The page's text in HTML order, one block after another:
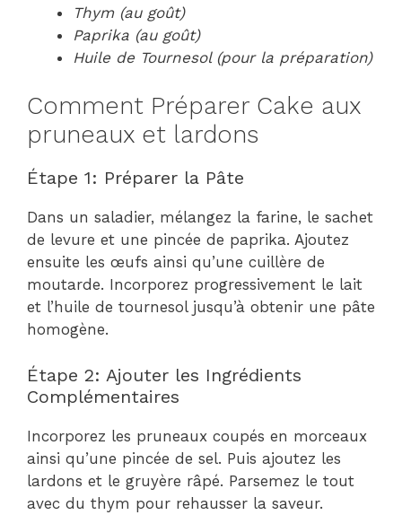
Thym (au goût)
Paprika (au goût)
Huile de Tournesol (pour la préparation)
Comment Préparer Cake aux
pruneaux et lardons
Étape 1: Préparer la Pâte
Dans un saladier, mélangez la farine, le sachet
de levure et une pincée de paprika. Ajoutez
ensuite les œufs ainsi qu’une cuillère de
moutarde. Incorporez progressivement le lait
et l’huile de tournesol jusqu’à obtenir une pâte
homogène.
Étape 2: Ajouter les Ingrédients
Complémentaires
Incorporez les pruneaux coupés en morceaux
ainsi qu’une pincée de sel. Puis ajoutez les
lardons et le gruyère râpé. Parsemez le tout
avec du thym pour rehausser la saveur.